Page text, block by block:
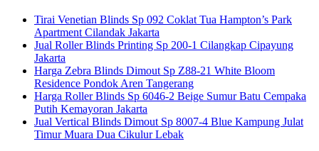
Tirai Venetian Blinds Sp 092 Coklat Tua Hampton’s Park
Apartment Cilandak Jakarta
Jual Roller Blinds Printing Sp 200-1 Cilangkap Cipayung
Jakarta
Harga Zebra Blinds Dimout Sp Z88-21 White Bloom
Residence Pondok Aren Tangerang
Harga Roller Blinds Sp 6046-2 Beige Sumur Batu Cempaka
Putih Kemayoran Jakarta
Jual Vertical Blinds Dimout Sp 8007-4 Blue Kampung Julat
Timur Muara Dua Cikulur Lebak